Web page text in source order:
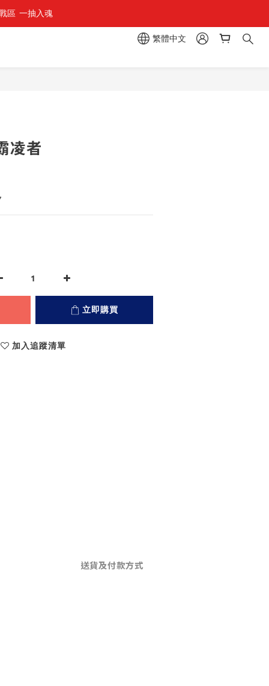
區  一抽入魂
繁體中文
凌者
立即購買
加入追蹤清單
送貨及付款方式